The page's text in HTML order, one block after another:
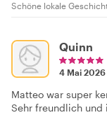
Schöne lokale
Quinn
4 Mai 2026
Matteo war super
Sehr freundlich und